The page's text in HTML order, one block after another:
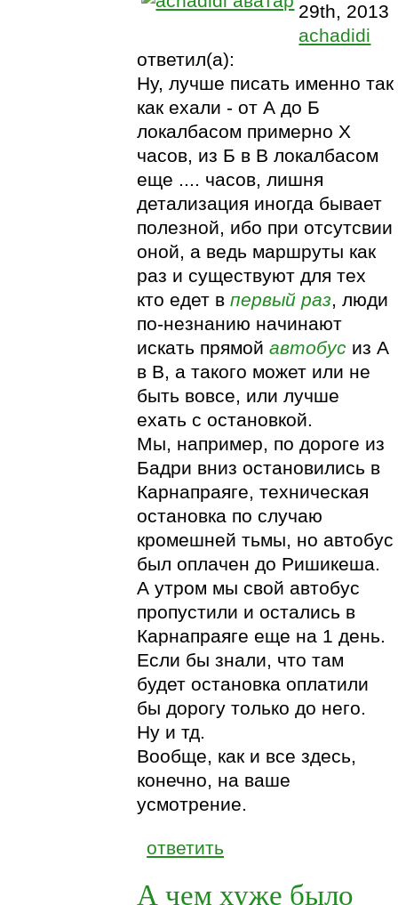
29th, 2013
achadidi
ответил(а):
Ну, лучше писать именно так
как ехали - от А до Б
локалбасом примерно Х
часов, из Б в В локалбасом
еще .... часов, лишня
детализация иногда бывает
полезной, ибо при отсутсвии
оной, а ведь маршруты как
раз и существуют для тех
кто едет впервый раз, люди
по-незнанию начинают
искать прямойавтобус из А
в В, а такого может или не
быть вовсе, или лучше
ехать с остановкой.
Мы, например, по дороге из
Бадри вниз остановились в
Карнапраяге, техническая
остановка по случаю
кромешней тьмы, но автобус
был оплачен до Ришикеша.
А утром мы свой автобус
пропустили и остались в
Карнапраяге еще на 1 день.
Если бы знали, что там
будет остановка оплатили
бы дорогу только до него.
Ну и тд.
Вообще, как и все здесь,
конечно, на ваше
усмотрение.
ответить
А чем хуже было